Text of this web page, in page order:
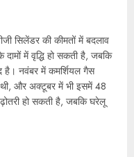
सिलेंडर की कीमतों में बदलाव
में वृद्धि हो सकती है, जबकि
है। नवंबर में कमर्शियल गैस
और अक्टूबर में भी इसमें 48
हो सकती है, जबकि घरेलू